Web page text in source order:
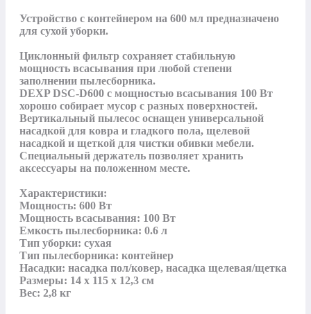
Устройство с контейнером на 600 мл предназначено
для сухой уборки.
Циклонный фильтр сохраняет стабильную
мощность всасывания при любой степени
заполнении пылесборника.
DEXP DSC-D600 с мощностью всасывания 100 Вт
хорошо собирает мусор с разных поверхностей.
Вертикальный пылесос оснащен универсальной
насадкой для ковра и гладкого пола, щелевой
насадкой и щеткой для чистки обивки мебели.
Специальный держатель позволяет хранить
аксессуары на положенном месте.
Характеристики:
Мощность: 600 Вт
Мощность всасывания: 100 Вт
Емкость пылесборника: 0.6 л
Тип уборки: сухая
Тип пылесборника: контейнер
Насадки: насадка пол/ковер, насадка щелевая/щетка
Размеры: 14 x 115 x 12,3 см
Вес: 2,8 кг